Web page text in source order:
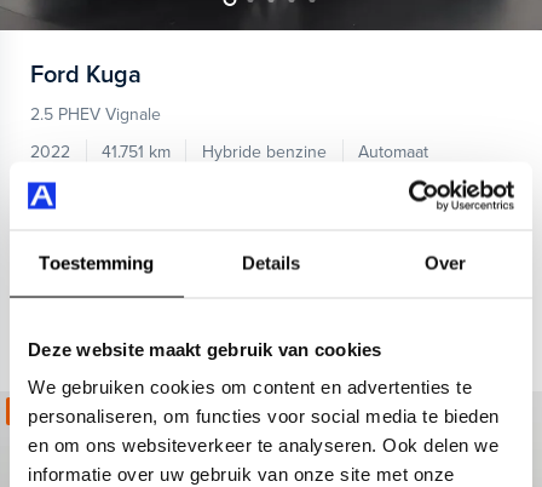
Toestemming Details Over
Deze website maakt gebruik van cookies
We gebruiken cookies om content en advertenties te
personaliseren, om functies voor social media te bieden
en om ons websiteverkeer te analyseren. Ook delen we
informatie over uw gebruik van onze site met onze
Ford Kuga
2.5 PHEV Vignale
2022
41.751 km Hybride benzine
Automaat
Apple
28.944,- 543,-
Kies jouw zomerdeal!